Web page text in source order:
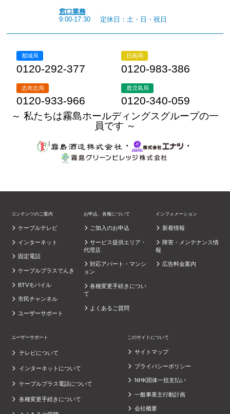
窓口業務
9:00-17:30
定休日：土・日・祝日
都城局
0120-292-377
日南局
0120-983-386
志布志局
0120-933-966
鹿児島局
0120-340-059
～ 私たちは霧島ホールディングスグループの一
員です ～
・
・
コンテンツのご案内
ケーブルテレビ
インターネット
固定電話
ケーブルプラスでんき
BTVモバイル
市民チャンネル
ユーザーサポート
お申込、各種について
ご加入のお申込
サービス提供エリア・
代理店
対応アパート・マンシ
ョン
各種変更手続きについ
て
よくあるご質問
インフォメーション
新着情報
障害・メンテナンス情
報
広告料金案内
ユーザーサポート
テレビについて
インターネットについて
ケーブルプラス電話について
各種変更手続きについて
このサイトについて
サイトマップ
プライバシーポリシー
NHK団体一括支払い
一般事業主行動計画
会社概要